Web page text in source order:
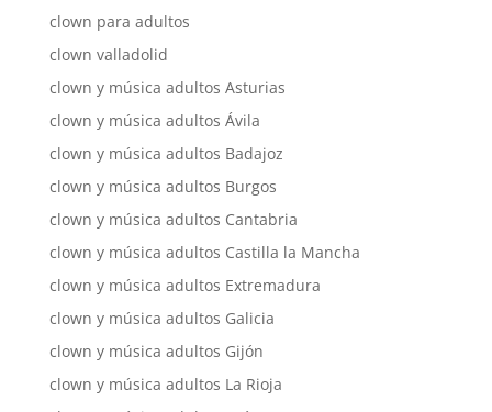
clown para adultos
clown valladolid
clown y música adultos Asturias
clown y música adultos Ávila
clown y música adultos Badajoz
clown y música adultos Burgos
clown y música adultos Cantabria
clown y música adultos Castilla la Mancha
clown y música adultos Extremadura
clown y música adultos Galicia
clown y música adultos Gijón
clown y música adultos La Rioja